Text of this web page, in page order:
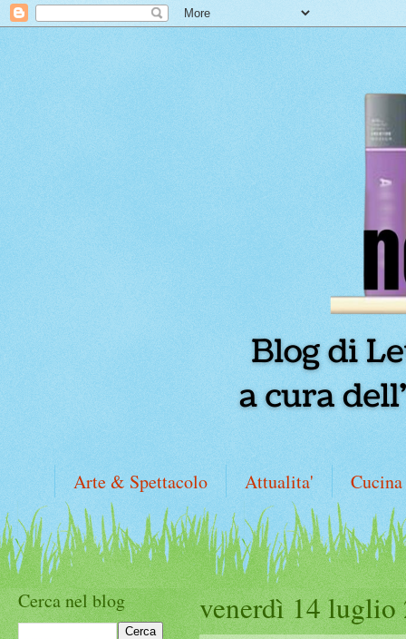
Arte & Spettacolo Attualita' Cucina
venerdì 14 luglio
Cerca nel blog